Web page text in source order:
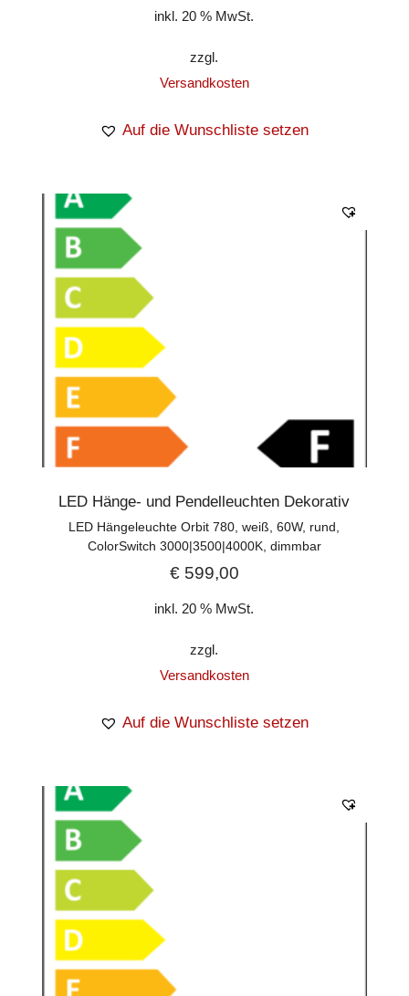
inkl. 20 % MwSt.
zzgl.
Versandkosten
Auf die Wunschliste setzen
LED Hänge- und Pendelleuchten Dekorativ
LED Hängeleuchte Orbit 780, weiß, 60W, rund,
ColorSwitch 3000|3500|4000K, dimmbar
€599,00
inkl. 20 % MwSt.
zzgl.
Versandkosten
Auf die Wunschliste setzen